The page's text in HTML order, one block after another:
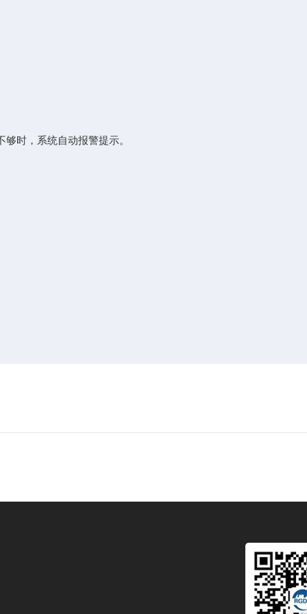
时，系统自动报警提示。